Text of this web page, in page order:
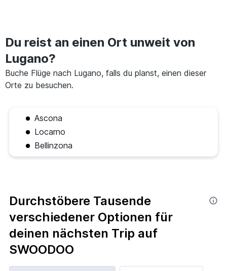
Du reist an einen Ort unweit von
Lugano?
Buche Flüge nach Lugano, falls du planst, einen dieser
Orte zu besuchen.
Ascona
Locarno
Bellinzona
Durchstöbere Tausende
verschiedener Optionen für
deinen nächsten Trip auf
SWOODOO